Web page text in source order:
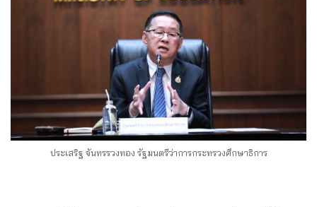
ประเสริฐ จันทรรวงทอง รัฐมนตรีว่าการกระทรวงศึกษาธิการ